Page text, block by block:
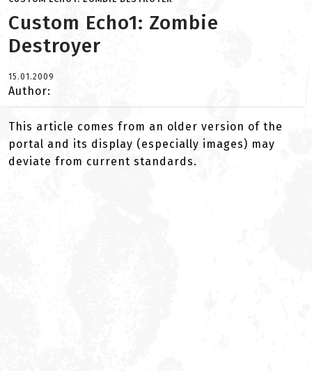
Custom Echo1: Zombie
Destroyer
15.01.2009
Author:
This article comes from an older version of the
portal and its display (especially images) may
deviate from current standards.